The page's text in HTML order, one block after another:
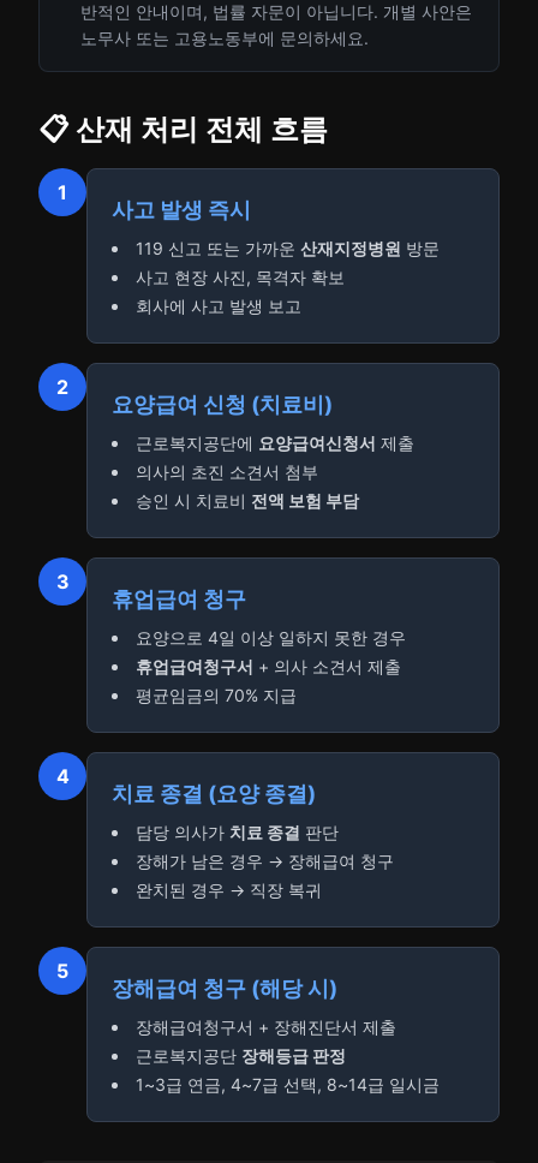
반적인 안내이며, 법률 자문이 아닙니다. 개별 사안은
노무사 또는 고용노동부에 문의하세요.
📋 산재 처리 전체 흐름
1
사고 발생 즉시
119 신고 또는 가까운 산재지정병원 방문
사고 현장 사진, 목격자 확보
회사에 사고 발생 보고
2
요양급여 신청 (치료비)
근로복지공단에 요양급여신청서 제출
의사의 초진 소견서 첨부
승인 시 치료비 전액 보험 부담
3
휴업급여 청구
요양으로 4일 이상 일하지 못한 경우
휴업급여청구서 + 의사 소견서 제출
평균임금의 70% 지급
4
치료 종결 (요양 종결)
담당 의사가 치료 종결 판단
장해가 남은 경우 → 장해급여 청구
완치된 경우 → 직장 복귀
5
장해급여 청구 (해당 시)
장해급여청구서 + 장해진단서 제출
근로복지공단 장해등급 판정
1~3급 연금, 4~7급 선택, 8~14급 일시금